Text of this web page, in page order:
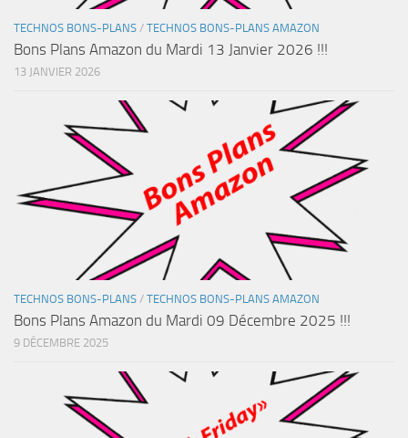
TECHNOS BONS-PLANS / TECHNOS BONS-PLANS AMAZON
Bons Plans Amazon du Mardi 13 Janvier 2026 !!!
13 JANVIER 2026
TECHNOS BONS-PLANS / TECHNOS BONS-PLANS AMAZON
Bons Plans Amazon du Mardi 09 Décembre 2025 !!!
9 DÉCEMBRE 2025